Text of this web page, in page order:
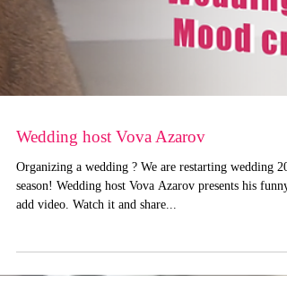
Wedding host Vova Azarov
Organizing a wedding ? We are restarting wedding